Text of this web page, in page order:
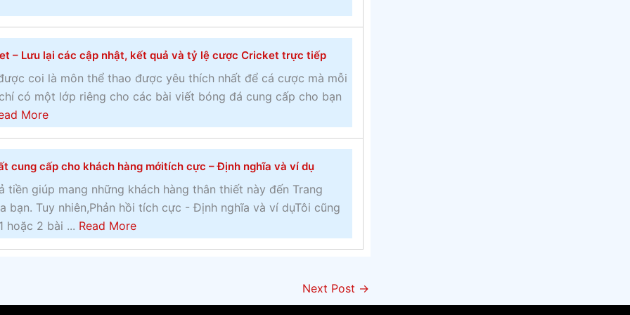
ư
ợ
c
h
ở
g
a
n
h
b
ạ
–
Đ
á
n
h
b
ạ
í
c
k
i
n
h
a
m
s
h
i
r
o
c
á
c
ư
ợ
c
p
e
n
n
s
y
– Lưu lại các cập nhật, kết quả và tỷ lệ cược Cricket trực tiếp
coi là môn thể thao được yêu thích nhất để cá cược mà mỗi
có một lớp riêng cho các bài viết bóng đá cung cấp cho bạn
Morea
o
u
t
Đ
i
ể
cung cấp cho khách hàng mớitích cực – Định nghĩa và ví dụ
tiền giúp mang những khách hàng thân thiết này đến Trang
bạn. Tuy nhiên,Phản hồi tích cực - Định nghĩa và ví dụTôi cũng
hoặc 2 bài ... Read Morea
Next Post →